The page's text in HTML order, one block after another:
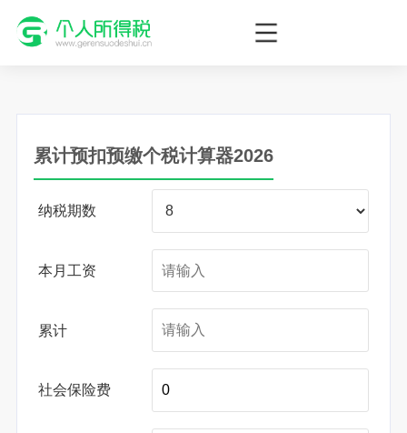
个人所得税网，最新个税资讯平台，您的个税管理专家！
累计预扣预缴个税计算器2026
纳税期数
本月工资
累计
社会保险费